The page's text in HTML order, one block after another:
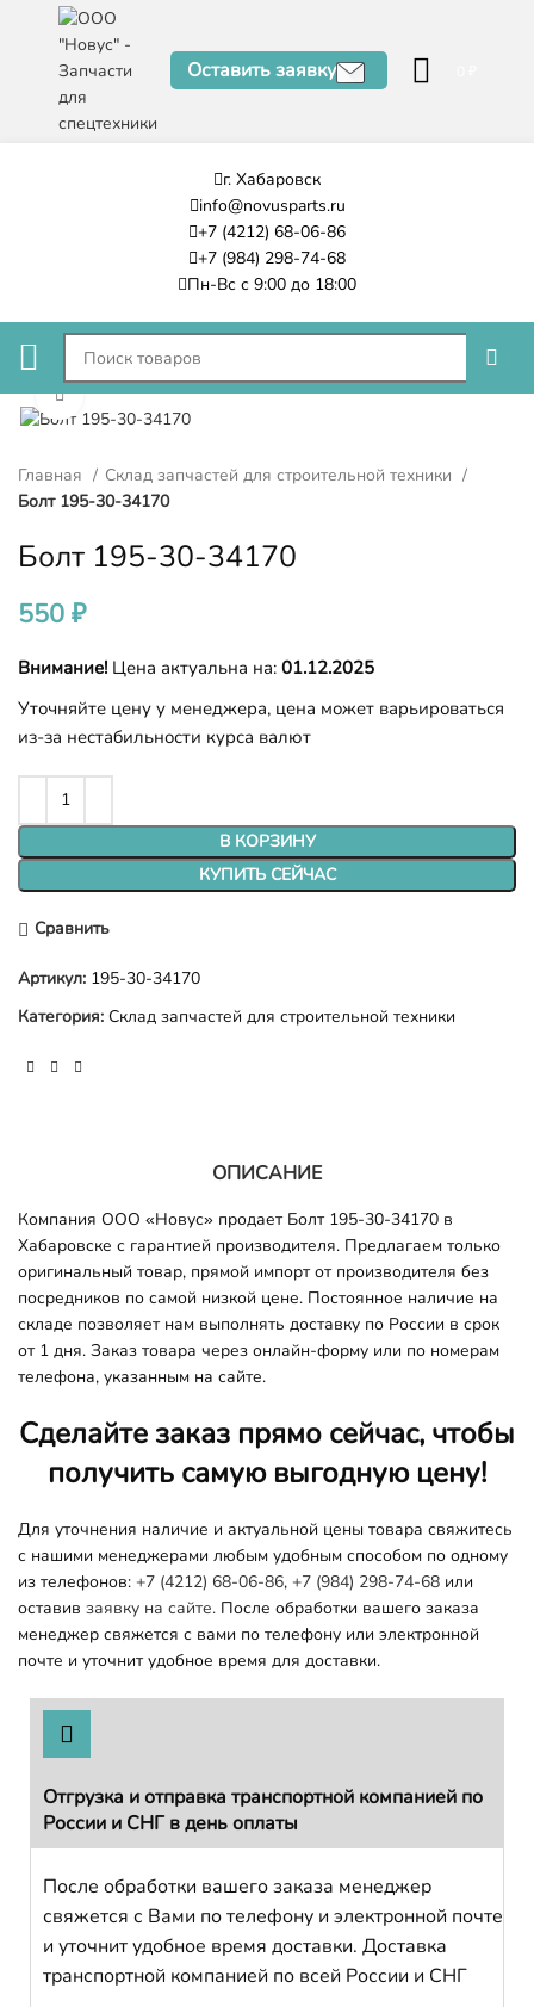
Оставить заявку
г. Хабаровск
info@novusparts.ru
+7 (4212) 68-06-86
+7 (984) 298-74-68
Пн-Вс с 9:00 до 18:00
Нажмите, чтобы увеличить
Главная
Склад запчастей для строительной техники
Болт 195-30-34170
Болт 195-30-34170
550 ₽
Внимание! Цена актуальна на: 01.12.2025
Уточняйте цену у менеджера, цена может варьироваться
из-за нестабильности курса валют
В КОРЗИНУ
КУПИТЬ СЕЙЧАС
Сравнить
Артикул: 195-30-34170
Категория: Склад запчастей для строительной техники
ОПИСАНИЕ
Компания ООО «Новус» продает Болт 195-30-34170 в
Хабаровске с гарантией производителя. Предлагаем только
оригинальный товар, прямой импорт от производителя без
посредников по самой низкой цене. Постоянное наличие на
складе позволяет нам выполнять доставку по России в срок
от 1 дня. Заказ товара через онлайн-форму или по номерам
телефона, указанным на сайте.
Сделайте заказ прямо сейчас, чтобы
получить самую выгодную цену!
Для уточнения наличие и актуальной цены товара свяжитесь
с нашими менеджерами любым удобным способом по одному
из телефонов: +7 (4212) 68-06-86, +7 (984) 298-74-68 или
оставив заявку на сайте. После обработки вашего заказа
менеджер свяжется с вами по телефону или электронной
почте и уточнит удобное время для доставки.
Отгрузка и отправка транспортной компанией по
России и СНГ в день оплаты
После обработки вашего заказа менеджер
свяжется с Вами по телефону и электронной почте
и уточнит удобное время доставки. Доставка
транспортной компанией по всей России и СНГ